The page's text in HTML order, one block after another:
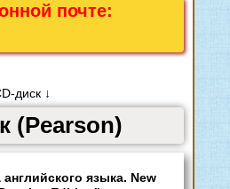
почте:
диск ↓
(Pearson)
языка. New